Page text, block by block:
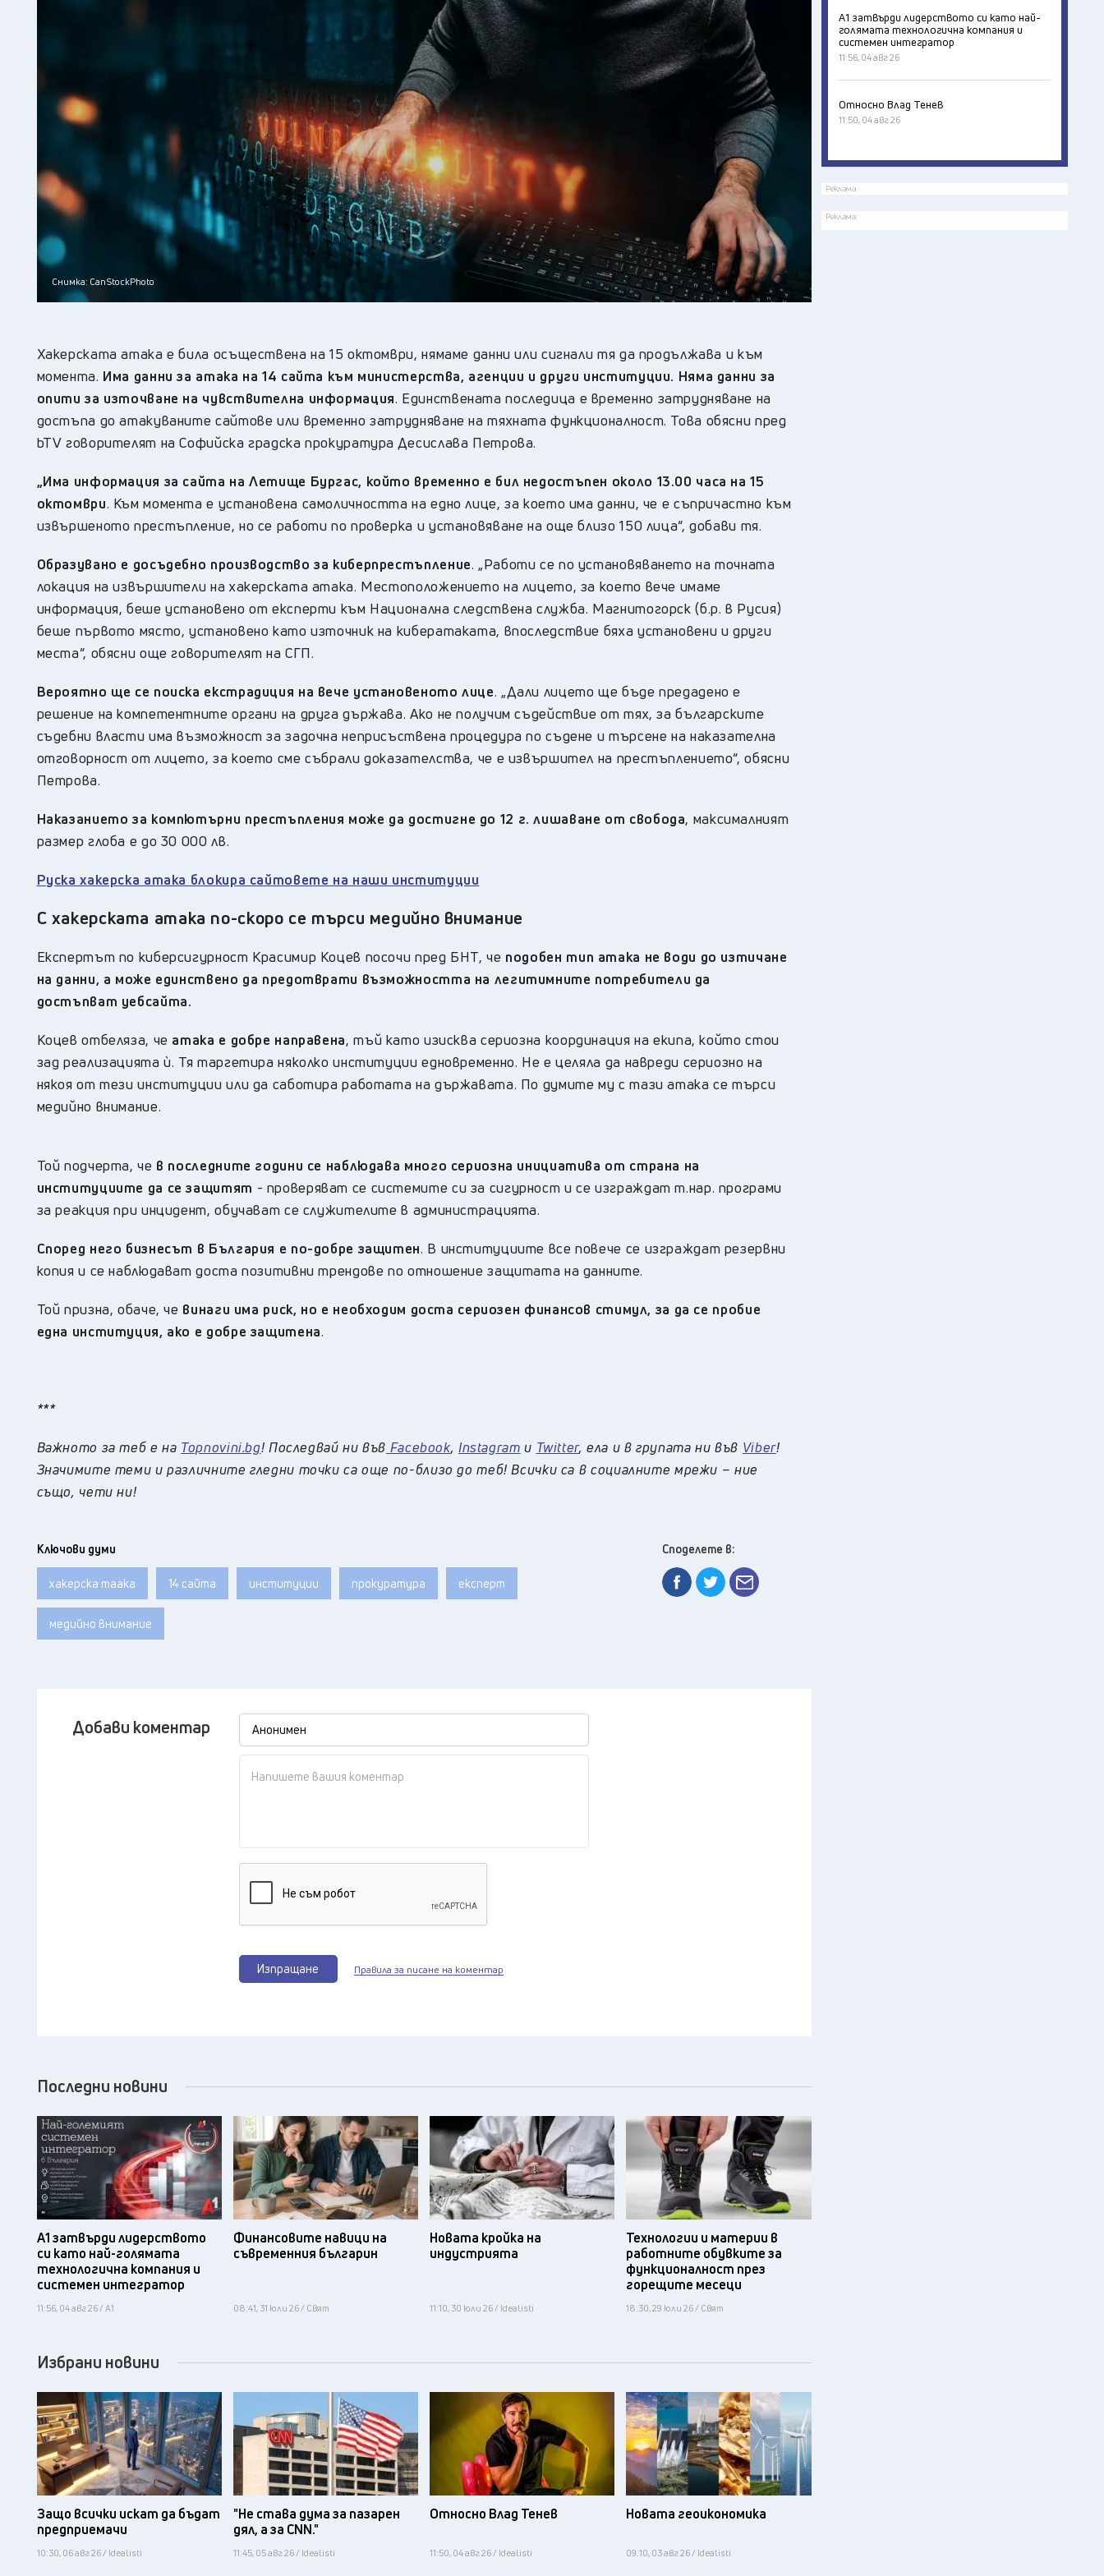
, 19°C
Плевен, 24 °C
Пловдив, °C
Разград,
Русе, 23°C
Силистра, 25°C
Сливен, 20°C
Смолян,
София , 23°C
Стара Загора, 22°C
Търговище , 23 °C
Хасково, °C
°C
Ямбол, 20°C
Снимка: CanStockPhoto
Хакерската атака е била осъществена на 15 октомври, нямаме данни или сигнали тя да продължава и към
момента. Има данни за атака на 14 сайта към министерства, агенции и други институции. Няма данни за
опити за източване на чувствителна информация. Единствената последица е временно затрудняване на
достъпа до атакуваните сайтове или временно затрудняване на тяхната функционалност. Това обясни пред
bTV говорителят на Софийска градска прокуратура Десислава Петрова.
„Има информация за сайта на Летище Бургас, който временно е бил недостъпен около 13.00 часа на 15
октомври. Към момента е установена самоличността на едно лице, за което има данни, че е съпричастно към
извършеното престъпление, но се работи по проверка и установяване на още близо 150 лица“, добави тя.
Образувано е досъдебно производство за киберпрестъпление. „Работи се по установяването на точната
локация на извършители на хакерската атака. Mестоположението на лицето, за което вече имаме
информация, беше установено от експерти към Национална следствена служба. Магнитогорск (б.р. в Русия)
беше първото място, установено като източник на кибератаката, впоследствие бяха установени и други
места“, обясни още говорителят на СГП.
Вероятно ще се поиска екстрадиция на вече установеното лице. „Дали лицето ще бъде предадено е
решение на компетентните органи на друга държава. Ако не получим съдействие от тях, за българските
съдебни власти има възможност за задочна неприсъствена процедура по съдене и търсене на наказателна
отговорност от лицето, за което сме събрали доказателства, че е извършител на престъплението“, обясни
Петрова.
Наказанието за компютърни престъпления може да достигне до 12 г. лишаване от свобода, максималният
размер глоба е до 30 000 лв.
Руска хакерска атака блокира сайтовете на наши институции
С хакерската атака по-скоро се търси медийно внимание
Eкспертът по киберсигурност Красимир Коцев посочи пред БНТ, че подобен тип атака не води до изтичане
на данни, а може единствено да предотврати възможността на легитимните потребители да
достъпват уебсайта.
Коцев отбеляза, че атака е добре направена, тъй като изисква сериозна координация на екипа, който стои
зад реализацията ѝ. Тя таргетира няколко институции едновременно. Не е целяла да навреди сериозно на
някоя от тези институции или да саботира работата на държавата. По думите му с тази атака се търси
медийно внимание.
Той подчерта, че в последните години се наблюдава много сериозна инициатива от страна на
институциите да се защитят - проверяват се системите си за сигурност и се изграждат т.нар. програми
за реакция при инцидент, обучават се служителите в администрацията.
Според него бизнесът в България е по-добре защитен. В институциите все повече се изграждат резервни
копия и се наблюдават доста позитивни трендове по отношение защитата на данните.
Той призна, обаче, че винаги има риск, но е необходим доста сериозен финансов стимул, за да се пробие
една институция, ако е добре защитена.
***
Важното за теб е на Topnovini.bg! Последвай ни във Facebook, Instagram и Twitter, ела и в групата ни във Viber!
Значимите теми и различните гледни точки са още по-близо до теб! Всички са в социалните мрежи – ние
също, чети ни!
Ключови думи
хакерска таака 14 сайта институции прокуратура експерт
медийно внимание
Споделете в:
Добави коментар
Изпращане Правила за писане на коментар
Последни новини
А1 затвърди лидерството
си като най-голямата
технологична компания и
системен интегратор
11:56, 04 авг 26 / А1
Финансовите навици на
съвременния българин
08:41, 31 юли 26 / Свят
Новата кройка на
индустрията
11:10, 30 юли 26 / Idealisti
Технологии и материи в
работните обувките за
функционалност през
горещите месеци
18:30, 29 юли 26 / Свят
Избрани новини
Защо всички искат да бъдат
предприемачи
10:30, 06 авг 26 / Idealisti
"Не става дума за пазарен
дял, а за CNN."
11:45, 05 авг 26 / Idealisti
Относно Влад Тенев
11:50, 04 авг 26 / Idealisti
Новата геоикономика
09:10, 03 авг 26 / Idealisti
А1 затвърди лидерството си като най-
голямата технологична компания и
системен интегратор
11:56, 04 авг 26
Относно Влад Тенев
11:50, 04 авг 26
Реклама
Реклама